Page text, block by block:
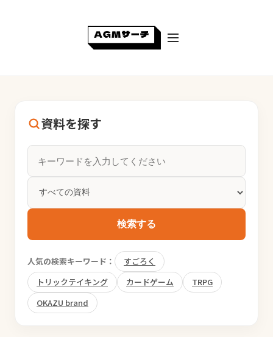
資料を探す
検索する
人気の検索キーワード：
すごろく
トリックテイキング
カードゲーム
TRPG
OKAZU brand